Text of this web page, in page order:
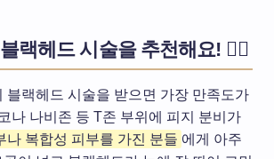
랙헤드 시술을 추천해요! 💁‍♀️
블랙헤드 시술을 받으면 가장 만족도가
나 나비존 등 T존 부위에 피지 분비가
나 복합성 피부를 가진 분들 에게 아주